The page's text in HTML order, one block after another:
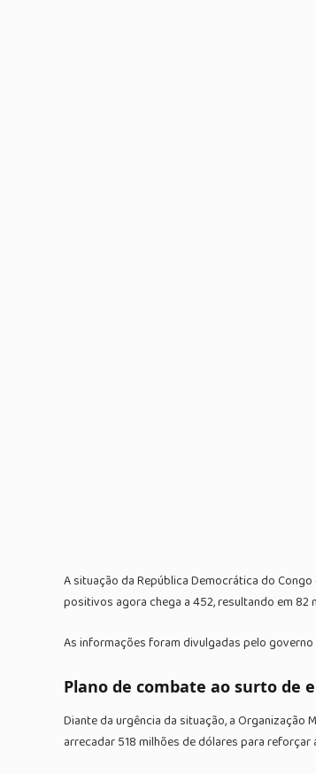
A situação da República Democrática do
positivos agora chega a 452, resultando em 82
As informações foram divulgadas pelo
Plano de combate ao surto de
Diante da urgência da situação, a Organização
arrecadar 518 milhões de dólares para